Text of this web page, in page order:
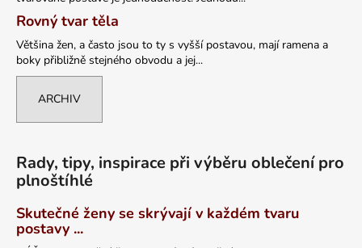
Rovný tvar těla
Většina žen, a často jsou to ty s vyšší postavou, mají ramena a
boky přibližně stejného obvodu a jej...
ARCHIV
Rady, tipy, inspirace při výběru oblečení pro
plnoštíhlé
Skutečné ženy se skrývají v každém tvaru
postavy ...